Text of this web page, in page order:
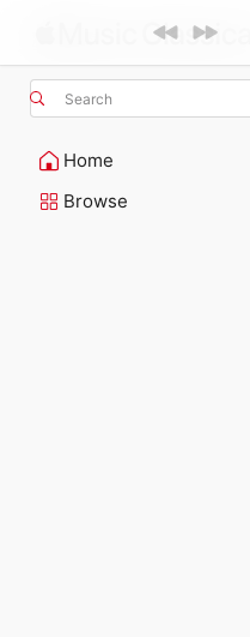
Search
Home
Browse